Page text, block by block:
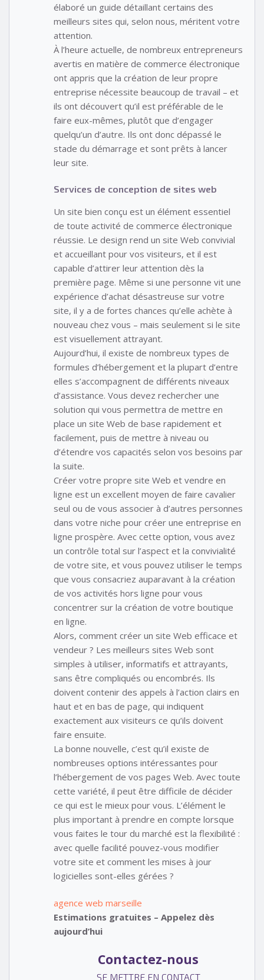
élaboré un guide détaillant certains des
meilleurs sites qui, selon nous, méritent votre
attention.
À l’heure actuelle, de nombreux entrepreneurs
avertis en matière de commerce électronique
ont appris que la création de leur propre
entreprise nécessite beaucoup de travail – et
ils ont découvert qu’il est préférable de le
faire eux-mêmes, plutôt que d’engager
quelqu’un d’autre. Ils ont donc dépassé le
stade du démarrage et sont prêts à lancer
leur site.
Services de conception de sites web
Un site bien conçu est un élément essentiel
de toute activité de commerce électronique
réussie. Le design rend un site Web convivial
et accueillant pour vos visiteurs, et il est
capable d’attirer leur attention dès la
première page. Même si une personne vit une
expérience d’achat désastreuse sur votre
site, il y a de fortes chances qu’elle achète à
nouveau chez vous – mais seulement si le site
est visuellement attrayant.
Aujourd’hui, il existe de nombreux types de
formules d’hébergement et la plupart d’entre
elles s’accompagnent de différents niveaux
d’assistance. Vous devez rechercher une
solution qui vous permettra de mettre en
place un site Web de base rapidement et
facilement, puis de mettre à niveau ou
d’étendre vos capacités selon vos besoins par
la suite.
Créer votre propre site Web et vendre en
ligne est un excellent moyen de faire cavalier
seul ou de vous associer à d’autres personnes
dans votre niche pour créer une entreprise en
ligne prospère. Avec cette option, vous avez
un contrôle total sur l’aspect et la convivialité
de votre site, et vous pouvez utiliser le temps
que vous consacriez auparavant à la création
de vos activités hors ligne pour vous
concentrer sur la création de votre boutique
en ligne.
Alors, comment créer un site Web efficace et
vendeur ? Les meilleurs sites Web sont
simples à utiliser, informatifs et attrayants,
sans être compliqués ou encombrés. Ils
doivent contenir des appels à l’action clairs en
haut et en bas de page, qui indiquent
exactement aux visiteurs ce qu’ils doivent
faire ensuite.
La bonne nouvelle, c’est qu’il existe de
nombreuses options intéressantes pour
l’hébergement de vos pages Web. Avec toute
cette variété, il peut être difficile de décider
ce qui est le mieux pour vous. L’élément le
plus important à prendre en compte lorsque
vous faites le tour du marché est la flexibilité :
avec quelle facilité pouvez-vous modifier
votre site et comment les mises à jour
logicielles sont-elles gérées ?
agence web marseille
Estimations gratuites – Appelez dès
aujourd’hui
Contactez-nous
SE METTRE EN CONTACT